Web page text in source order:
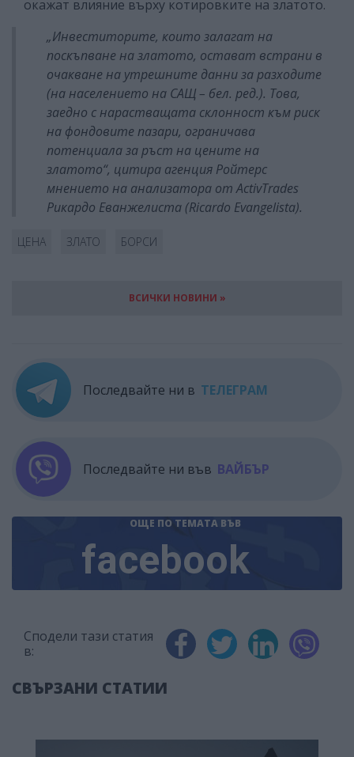
окажат влияние върху котировките на златото.
„Инвеститорите, които залагат на
поскъпване на златото, остават встрани в
очакване на утрешните данни за разходите
(на населението на САЩ – бел. ред.). Това,
заедно с нарастващата склонност към риск
на фондовите пазари, ограничава
потенциала за ръст на цените на
златото“, цитира агенция Ройтерс
мнението на анализатора от ActivTrades
Рикардо Еванжелиста (Ricardo Evangelista).
ЦЕНА ЗЛАТО БОРСИ
ВСИЧКИ НОВИНИ »
Последвайте ни в ТЕЛЕГРАМ
Последвайте ни във ВАЙБЪР
ОЩЕ ПО ТЕМАТА ВЪВ
facebook
Сподели тази статия
в:
СВЪРЗАНИ СТАТИИ